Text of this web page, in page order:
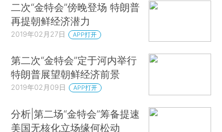
二次“金特会”傍晚登场 特朗普
再提朝鲜经济潜力
2019年02月27日 APP打开
第二次“金特会”定于河内举行
特朗普展望朝鲜经济前景
2019年02月09日 APP打开
分析|第二场“金特会”筹备提速
美国无核化立场缘何松动